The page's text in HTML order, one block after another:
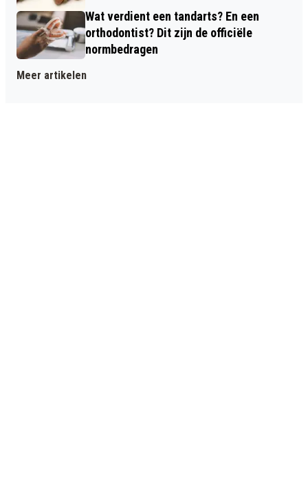
Wat verdient een tandarts? En een
orthodontist? Dit zijn de officiële
normbedragen
Meer artikelen